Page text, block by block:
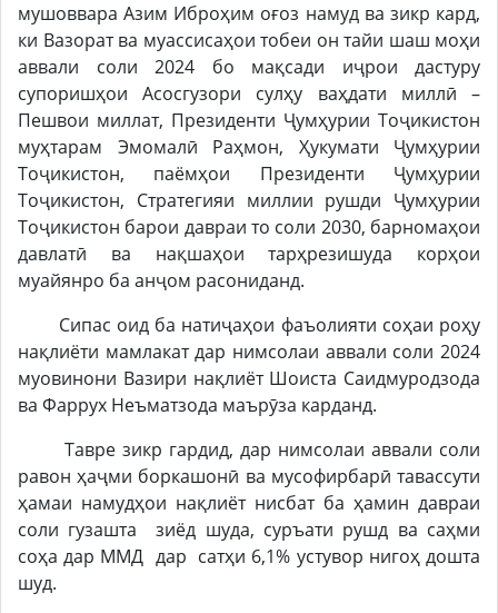
мушоввара Азим Иброҳим оғоз намуд ва зикр кард,
ки Вазорат ва муассисаҳои тобеи он тайи шаш моҳи
аввали соли 2024 бо мақсади иҷрои дастуру
супоришҳои Асосгузори сулҳу ваҳдати миллӣ –
Пешвои миллат, Президенти Ҷумҳурии Тоҷикистон
муҳтарам Эмомалӣ Раҳмон, Ҳукумати Ҷумҳурии
Тоҷикистон, паёмҳои Президенти Ҷумҳурии
Тоҷикистон, Стратегияи миллии рушди Ҷумҳурии
Тоҷикистон барои давраи то соли 2030, барномаҳои
давлатӣ ва нақшаҳои тарҳрезишуда корҳои
муайянро ба анҷом расониданд.
Сипас оид ба натиҷаҳои фаъолияти соҳаи роҳу
нақлиёти мамлакат дар нимсолаи аввали соли 2024
муовинони Вазири нақлиёт Шоиста Саидмуродзода
ва Фаррух Неъматзода маърӯза карданд.
Тавре зикр гардид, дар нимсолаи аввали соли
равон ҳаҷми боркашонӣ ва мусофирбарӣ тавассути
ҳамаи намудҳои нақлиёт нисбат ба ҳамин давраи
соли гузашта зиёд шуда, суръати рушд ва саҳми
соҳа дар ММД дар сатҳи 6,1% устувор нигоҳ дошта
шуд.